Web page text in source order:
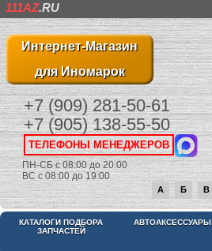
111AZ.RU
Интернет-Магазин
для Иномарок
+7 (909) 281-50-61
+7 (905) 138-55-50
ТЕЛЕФОНЫ МЕНЕДЖЕРОВ
ПН-СБ с 08:00 до 20:00
ВС с 08:00 до 19:00
А Б В
КАТАЛОГИ ПОДБОРА
ЗАПЧАСТЕЙ
АВТОАКСЕССУАРЫ